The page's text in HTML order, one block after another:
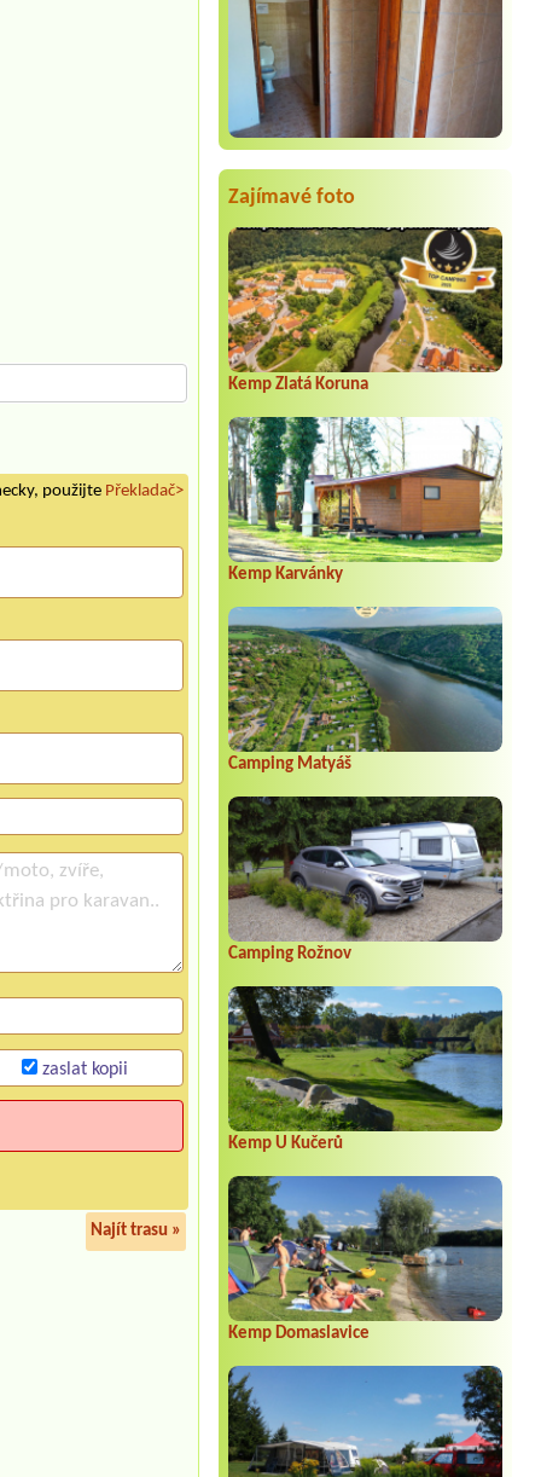
Zajímavé foto
Kemp Zlatá Koruna
Kemp Karvánky
Camping Matyáš
Camping Rožnov
Kemp U Kučerů
Kemp Domaslavice
použijte Překladač>
zaslat kopii
Najít trasu »